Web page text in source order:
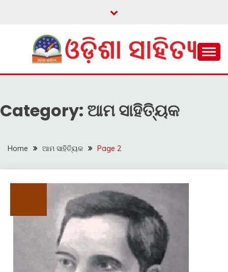
ଓଡ଼ିଶା ସାହିତ୍ୟ
Category: ଆମ ସାହିତ୍ୟିକ
Home ଆମ ସାହିତ୍ୟିକ Page 2